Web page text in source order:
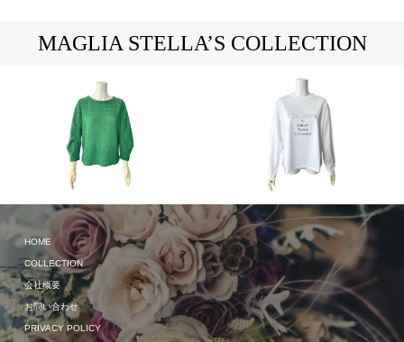
MAGLIA STELLA’S COLLECTION
2024 Spring & Summer 2024 Spring & Summer
HOME
COLLECTION
会社概要
お問い合わせ
PRIVACY POLICY